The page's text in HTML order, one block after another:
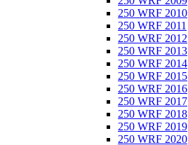
250 WRF 2010
250 WRF 2011
250 WRF 2012
250 WRF 2013
250 WRF 2014
250 WRF 2015
250 WRF 2016
250 WRF 2017
250 WRF 2018
250 WRF 2019
250 WRF 2020